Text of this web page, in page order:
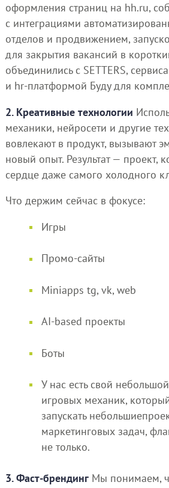
оформления страниц на hh.ru,
с интеграциями
отделов и продвижением,
для закрытия вакансий в
объединились с SETTERS,
и hr-платформой Буду для
2. Креативные технологии
механики, нейросети и другие
вовлекают в продукт, вызывают
новый опыт. Результат — проект,
сердце даже самого холодного
Что держим сейчас в фокусе:
Игры
Промо-сайты
Miniapps tg, vk, web
AI-based проекты
Боты
У нас есть свой
игровых механик,
запускать
маркетинговых задач,
не только.
3. Фаст-брендингМы понимаем,